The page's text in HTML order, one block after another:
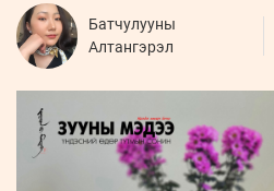
Бүртгүүлэх
хөгжил
Батчулууны
Алтангэрэл